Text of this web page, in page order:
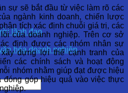
lãnh đạo
hóa doanh nghiệp
sự sẽ bắt đầu từ việc làm rõ các
ngành kinh doanh, chiến lược
tích xác định chuỗi giá trị, các
của doanh nghiệp. Trên cơ sở
định được các nhóm nhân sự
dựng lợi thế cạnh tranh của
các chính sách và hoạt động
nhóm nhằm giúp đạt được hiệu
đóng góp hiệu quả vào việc thực